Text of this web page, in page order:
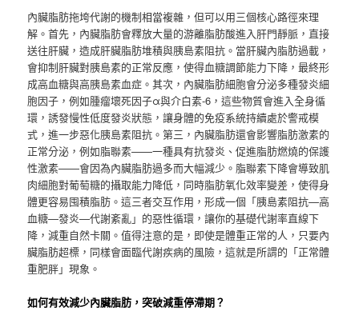
內臟脂肪拖垮代謝的機制相當複雜，但可以用三個核心路徑來理
解。首先，內臟脂肪會釋放大量的游離脂肪酸進入肝門靜脈，直接
送往肝臟，造成肝臟脂肪堆積與胰島素阻抗。當肝臟內脂肪過載，
會抑制肝臟對胰島素的正常反應，使得血糖調節能力下降，最終形
成高血糖與高胰島素血症。其次，內臟脂肪細胞會分泌多種發炎細
胞因子，例如腫瘤壞死因子α與介白素-6，這些物質會進入全身循
環，誘發慢性低度發炎狀態，讓身體的免疫系統持續處於警戒模
式，進一步惡化胰島素阻抗。第三，內臟脂肪還會影響脂肪激素的
正常分泌，例如脂聯素——一種具有抗發炎、促進脂肪燃燒的保護
性激素——會因為內臟脂肪過多而大幅減少。脂聯素下降會導致肌
肉細胞對葡萄糖的攝取能力降低，同時脂肪氧化效率變差，使得身
體更容易囤積脂肪。這三者交互作用，形成一個「胰島素阻抗—高
血糖—發炎—代謝紊亂」的惡性循環，讓你的基礎代謝率直線下
降，減重自然卡關。值得注意的是，即使是體重正常的人，只要內
臟脂肪超標，同樣會面臨代謝疾病的風險，這就是所謂的「正常體
重肥胖」現象。
如何有效減少內臟脂肪，突破減重停滯期？